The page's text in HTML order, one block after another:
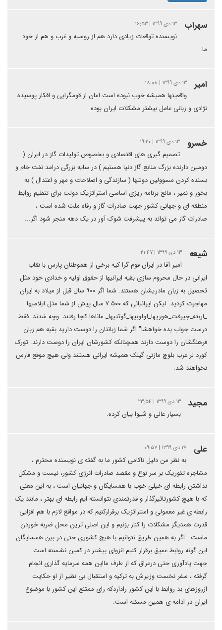
سهراب ۱۳ دی ۱۳۹۹ | ۱۶:۵۳
نویسنده توقعات زیادی دارد هم از روسیه و غرب و هم از خود
ما.
امیر ۱۳ دی ۱۳۹۹ | ۱۸:۰۸
واقعیتها همیشه خوب نبوده است امان از قومگرایی و افکار پوسیده
نژادی و زبانی عامل بیشتر مشکلات ایران بوده
خسرو ۱۳ دی ۱۳۹۹ | ۱۹:۲۰
تصمیم گیری های اقتصادی و بخصوص تولیدات گاز در ایران (
دومین دارنده بزرگ منابع گاز دنیا هستیم ) در سایه بزرگی درامد نفت خام و
بسنده کردن مسوولین دولتها ( سازندگی و اصلاحات و مهر و اعتدال ) به
بخور و نمیر ، مانع برنامه ریزی اساسی استراتژیک دولت برای تنظیم روابط
منطقه ای و جهانی کشور جهت صادرات گاز و رفاه ملت شده است ،
صادرات گاز می تواند به پیشرفت شوک آور در یک دهه منجر شود اگر...
شیعه ۱۳ دی ۱۳۹۹ | ۲۱:۴۷
امیر آقا در ایران قوم گرا کیه برخی از هموطنان پارس با نقاب
ایرانی در حال محروم سازی بقیه ایرانیها از حقوق اولیه و خدادی خود مثل
تحصیل به زبان مادریشان هستند. شما اگر ۹۰۰ سال قبل از میلاد به ایران
مهاجرت کردید. لیکن ایرانیانی که ۷.۵۰۰ سال پیش از شما مثل ایلامیها
_اربته_جیرفت_هوریها_لولوبیها_گوتتیها_ ماناها کجا رفتند. وچه شدند. فقط
درست جواب بده خواهشا" اگر شما زبانتان را دوست دارید بقیه هم زبان
فرهنگشان را دوست دارند همچنانکه کشورشان ایران را دوست دارند. تورک
کورد لر عرب بلوچ مازنی گیلک همیشه ایرانی هستند ولی هیچ موقع فارس
نخواهند شد.
مجید ۱۳ دی ۱۳۹۹ | ۲۳:۵۴
بسیار عالی و شیوا بیان کرده.
علی ۱۴ دی ۱۳۹۹ | ۰۹:۵۷
به نظر من دلیل ناکامی کشور ما به گفته ی نویسنده محترم ،
مشاجره تئوریک بر سر نوع و مقصد صادرات انرژی کشور، نیست و مشکل
نداشتن رابطه ای خیلی خوب با همسایگان و جهانیان است ، به این معنی
که با هیچ کشورتاثیرگذار و قدرتمندی نتوانسته ایم رابطه ای بهتر ، مانند یک
رابطه ی غیر معمولی و استراتزیک برقرارکنیم که در مواقع لازم با هم افزایی
قدرت همدیگر مشکلات را کنار بزنیم و این اصلی ترین محل ضربه خوردن
ماست . اگر به همین طریق نتوانیم با هیچ کشوری حتی در بین همسایگان
این گونه روابط عمیق برقرار کنیم انزوای بیشتر در کمین نشسته است .
جهت یادآوری حتی درعراق که از طرف مااین همه سرمایه گذاری انجام
گرفته ، سفر نخست وزیرش به ترکیه و استقبال بی نظیر از او حکایت
ازروزهای بد روابط با این کشور راداردکه رای ممتنع این کشور با موضوع
ایران در ادامه ی همین مسئله است.